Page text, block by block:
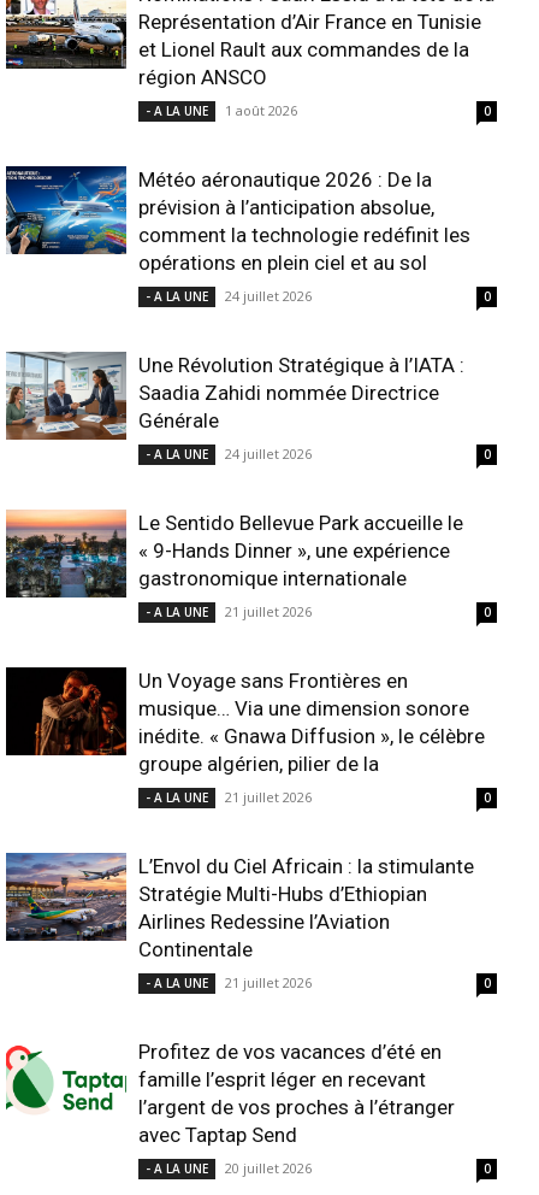
Représentation d’Air France en Tunisie
et Lionel Rault aux commandes de la
région ANSCO
- A LA UNE 1 août 2026 0
Météo aéronautique 2026 : De la
prévision à l’anticipation absolue,
comment la technologie redéfinit les
opérations en plein ciel et au sol
- A LA UNE 24 juillet 2026 0
Une Révolution Stratégique à l’IATA :
Saadia Zahidi nommée Directrice
Générale
- A LA UNE 24 juillet 2026 0
Le Sentido Bellevue Park accueille le
« 9-Hands Dinner », une expérience
gastronomique internationale
- A LA UNE 21 juillet 2026 0
Un Voyage sans Frontières en
musique… Via une dimension sonore
inédite. « Gnawa Diffusion », le célèbre
groupe algérien, pilier de la
- A LA UNE 21 juillet 2026 0
L’Envol du Ciel Africain : la stimulante
Stratégie Multi-Hubs d’Ethiopian
Airlines Redessine l’Aviation
Continentale
- A LA UNE 21 juillet 2026 0
Profitez de vos vacances d’été en
famille l’esprit léger en recevant
l’argent de vos proches à l’étranger
avec Taptap Send
- A LA UNE 20 juillet 2026 0